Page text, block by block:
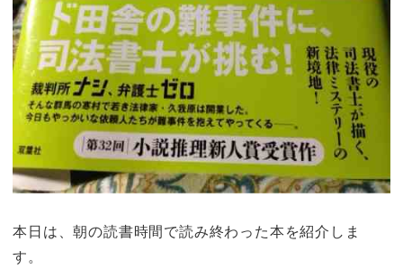
本日は、朝の読書時間で読み終わった本を紹介しま
す。